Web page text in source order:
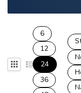
6
12
24
36